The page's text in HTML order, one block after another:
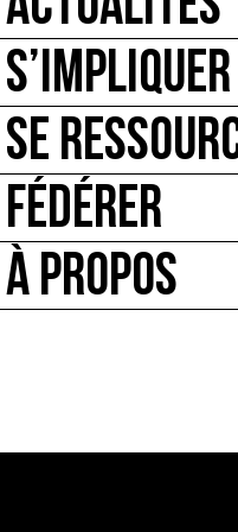
S’IMPLIQUER
SE
FÉDÉRER
À PROPOS